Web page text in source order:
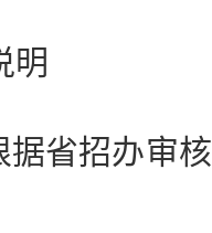
省招办审核